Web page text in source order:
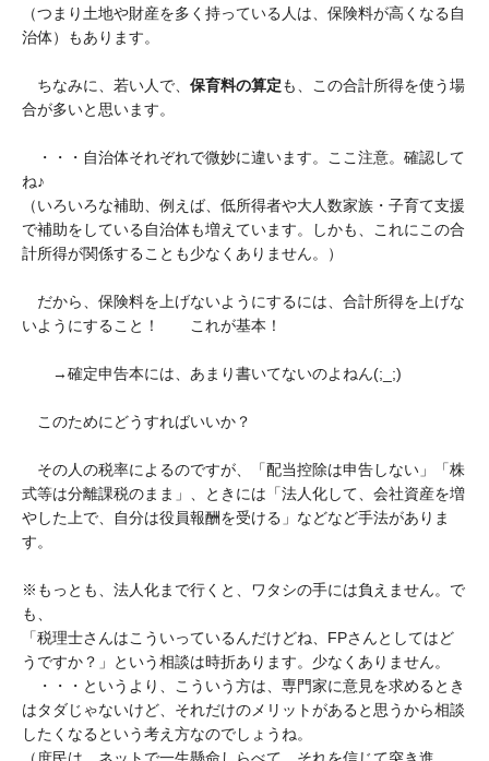
（つまり土地や財産を多く持っている人は、保険料が高くなる自
治体）もあります。
ちなみに、若い人で、 保育料の算定も、この合計所得を使う場
合が多いと思います。
・・・自治体それぞれで微妙に違います。ここ注意。確認して
ね♪
（いろいろな補助、例えば、低所得者や大人数家族・子育て支援
で補助をしている自治体も増えています。しかも、これにこの合
計所得が関係することも少なくありません。）
だから、保険料を上げないようにするには、合計所得を上げな
いようにすること！ これが基本！
→確定申告本には、あまり書いてないのよねん(;_;)
このためにどうすればいいか？
その人の税率によるのですが、「配当控除は申告しない」「株
式等は分離課税のまま」、ときには「法人化して、会社資産を増
やした上で、自分は役員報酬を受ける」などなど手法がありま
す。
※もっとも、法人化まで行くと、ワタシの手には負えません。で
も、
「税理士さんはこういっているんだけどね、FPさんとしてはど
うですか？」という相談は時折あります。少なくありません。
・・・というより、こういう方は、専門家に意見を求めるとき
はタダじゃないけど、それだけのメリットがあると思うから相談
したくなるという考え方なのでしょうね。